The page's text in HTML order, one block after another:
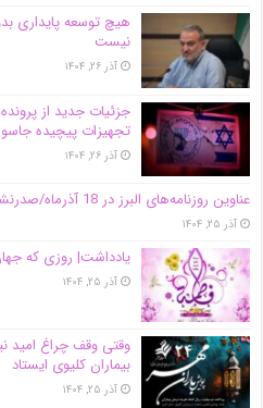
هیچ توسعه پایداری
نیست
آذر ۲۶, ۱۴۰۴
جزئیات جدید از
تجهیزات پیچیده
آذر ۲۶, ۱۴۰۴
عناوین روزنامه‌های البرز در ‌18 آذرماه/صدرنشینی در ارائه خدمات زایمان بی‌درد
آذر ۲۵, ۱۴۰۴
یادداشت| روزی که
آذر ۲۵, ۱۴۰۴
وقتی وقف چراغ امید
بیماران کلیوی ایستاد
آذر ۲۵, ۱۴۰۴